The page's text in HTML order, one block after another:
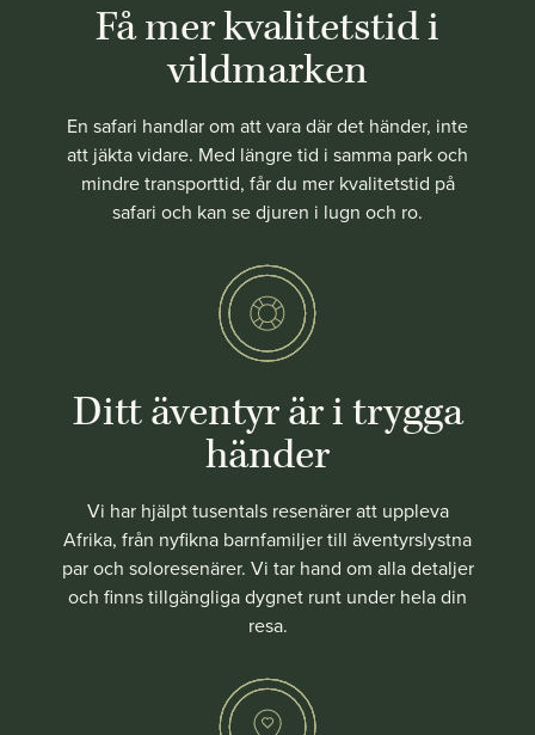
Få mer kvalitetstid i
vildmarken
En safari handlar om att vara där det händer, inte
att jäkta vidare. Med längre tid i samma park och
mindre transporttid, får du mer kvalitetstid på
safari och kan se djuren i lugn och ro.
Ditt äventyr är i trygga
händer
Vi har hjälpt tusentals resenärer att uppleva
Afrika, från nyfikna barnfamiljer till äventyrslystna
par och soloresenärer. Vi tar hand om alla detaljer
och finns tillgängliga dygnet runt under hela din
resa.